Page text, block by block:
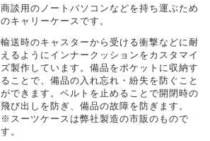
商談用のノートパソコンなどを持ち運ぶため
のキャリーケースです。
輸送時のキャスターから受ける衝撃などに耐
えるようにインナークッションをカスタマイ
ズ製作しています。備品をポケットに収納す
ることで、備品の入れ忘れ・紛失を防ぐこと
ができます。ベルトを止めることで開閉時の
飛び出しを防ぎ、備品の故障を防ぎます。
※スーツケースは弊社製造の市販のもので
す。